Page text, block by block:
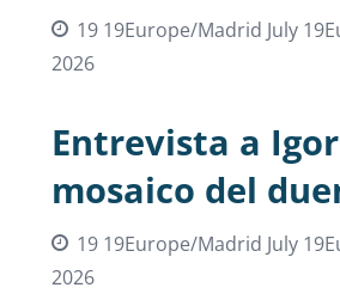
19 19Europe/Madrid July
2026
Entrevista a
mosaico del
19 19Europe/Madrid July
2026